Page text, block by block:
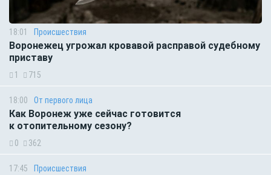
18:01 Происшествия
Воронежец угрожал кровавой расправой судебному
приставу
1 715
18:00 От первого лица
Как Воронеж уже сейчас готовится
к отопительному сезону?
0 362
17:45 Происшествия